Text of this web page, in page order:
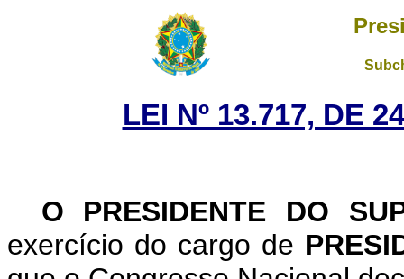
LEI Nº 13.717, DE
O PRESIDENTE DO
exercício do cargo de